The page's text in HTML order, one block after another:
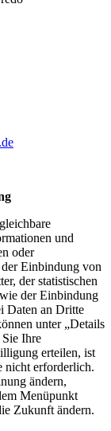
und
oder
Einbindung von
der statistischen
der Einbindung
Daten an Dritte
unter „Details
Ihre
erteilen, ist
nicht erforderlich.
ändern,
Menüpunkt
Zukunft ändern.